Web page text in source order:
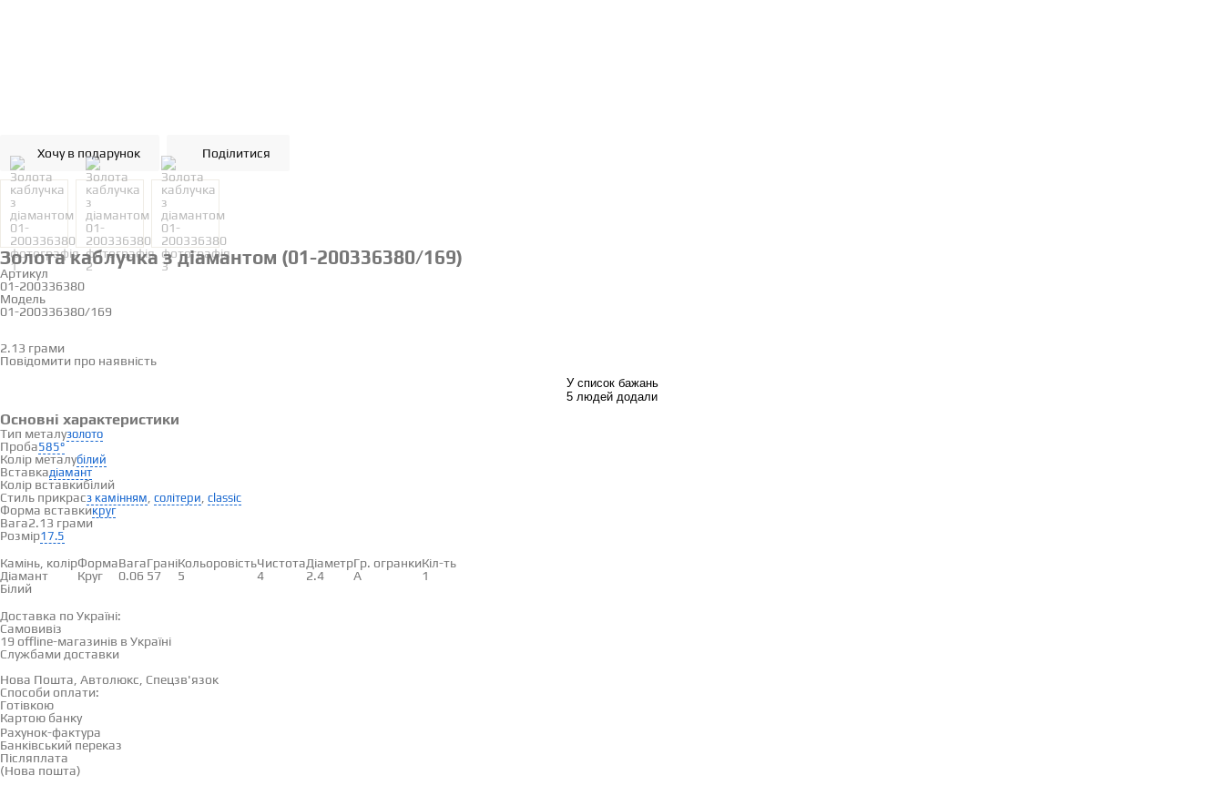
Хочу в подарунок Поділитися
Золота каблучка з діамантом (01-200336380/169)
Артикул
01-200336380
Модель
01-200336380/169
2.13 грами
Повідомити про наявність
У список бажань
5 людей додали
Основні характеристики
Тип металузолото
Проба585°
Колір металубілий
Вставкадіамант
Колір вставкибілий
Стиль прикрасз камінням солітери classic
Форма вставкикруг
Вага2.13 грами
Розмір17.5
Вставки
Камінь, колірФормаВагаГраніКольоровістьЧистотаДіаметрГр. огранкиКіл-ть
Діамант
Білий
Круг 0.06 57 5 4 2.4 А 1
Доставка по Україні:
Самовивіз
19 offline-магазинів в Україні
Службами доставки
Нова Пошта, Автолюкс, Спецзв'язок
Способи оплати:
Готівкою
Картою банку
Рахунок-фактура
Банківський переказ
Післяплата
(Нова пошта)